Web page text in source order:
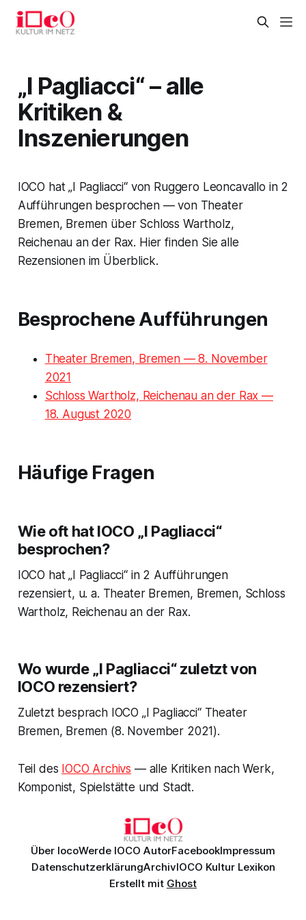
„I Pagliacci“ – alle
Kritiken &
Inszenierungen
IOCO hat „I Pagliacci“ von Ruggero Leoncavallo in 2
Aufführungen besprochen — von Theater
Bremen, Bremen über Schloss Wartholz,
Reichenau an der Rax. Hier finden Sie alle
Rezensionen im Überblick.
Besprochene Aufführungen
Theater Bremen, Bremen — 8. November
2021
Schloss Wartholz, Reichenau an der Rax —
18. August 2020
Häufige Fragen
Wie oft hat IOCO „I Pagliacci“
besprochen?
IOCO hat „I Pagliacci“ in 2 Aufführungen
rezensiert, u. a. Theater Bremen, Bremen, Schloss
Wartholz, Reichenau an der Rax.
Wo wurde „I Pagliacci“ zuletzt von
IOCO rezensiert?
Zuletzt besprach IOCO „I Pagliacci“ Theater
Bremen, Bremen (8. November 2021).
Teil des IOCO Archivs — alle Kritiken nach Werk,
Komponist, Spielstätte und Stadt.
Über IocoWerde IOCO AutorFacebookImpressum
DatenschutzerklärungArchivIOCO Kultur Lexikon
Erstellt mit Ghost